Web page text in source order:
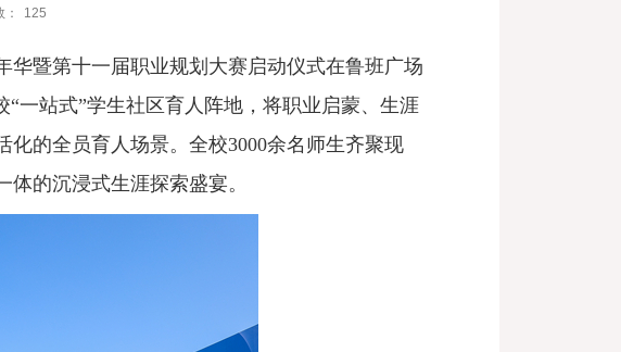
125
暨第十一届职业规划大赛启动仪式在鲁班广场
一站式”学生社区育人阵地，将职业启蒙、生涯
的全员育人场景。全校3000余名师生齐聚现
的沉浸式生涯探索盛宴。